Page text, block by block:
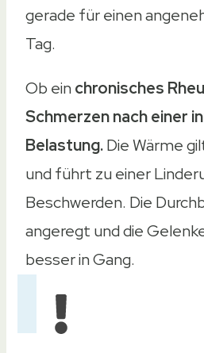
gerade für einen
Tag.
Ob einchronisches
Schmerzen nach einer
Belastung.Die Wärme
und führt zu einer
Beschwerden. Die
angeregt und die
besser in Gang.